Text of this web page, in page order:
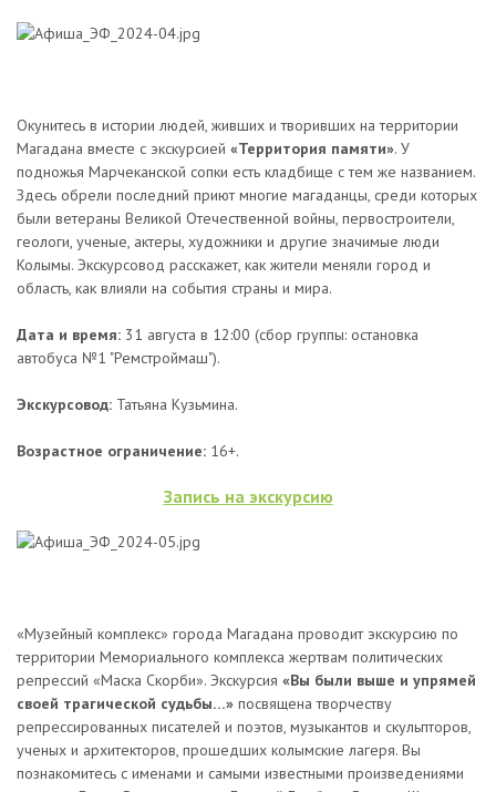
Окунитесь в истории людей, живших и творивших на территории
Магадана вместе с экскурсией «Территория памяти». У
подножья Марчеканской сопки есть кладбище с тем же названием.
Здесь обрели последний приют многие магаданцы, среди которых
были ветераны Великой Отечественной войны, первостроители,
геологи, ученые, актеры, художники и другие значимые люди
Колымы. Экскурсовод расскажет, как жители меняли город и
область, как влияли на события страны и мира.
Дата и время: 31 августа в 12:00 (сбор группы: остановка
автобуса №1 "Ремстроймаш").
Экскурсовод: Татьяна Кузьмина.
Возрастное ограничение: 16+.
Запись на экскурсию
«Музейный комплекс» города Магадана проводит экскурсию по
территории Мемориального комплекса жертвам политических
репрессий «Маска Скорби». Экскурсия «Вы были выше и упрямей
своей трагической судьбы…» посвящена творчеству
репрессированных писателей и поэтов, музыкантов и скульпторов,
ученых и архитекторов, прошедших колымские лагеря. Вы
познакомитесь с именами и самыми известными произведениями